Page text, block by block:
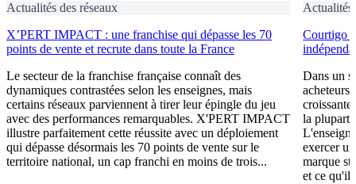
Actualités des réseaux
X’PERT IMPACT : une franchise qui dépasse les 70
points de vente et recrute dans toute la France
Le secteur de la franchise française connaît des
dynamiques contrastées selon les enseignes, mais
certains réseaux parviennent à tirer leur épingle du jeu
avec des performances remarquables. X'PERT IMPACT
illustre parfaitement cette réussite avec un déploiement
qui dépasse désormais les 70 points de vente sur le
territoire national, un cap franchi en moins de trois...
Actualités
Courtigo :
Dans un
acheteurs
la plupart
exercer
marque
et ce qu'il